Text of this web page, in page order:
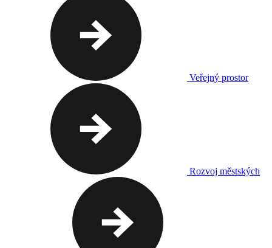
Veřejný prostor
Rozvoj městských